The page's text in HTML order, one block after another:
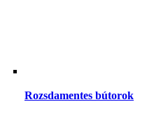
Rozsdamentes bútorok